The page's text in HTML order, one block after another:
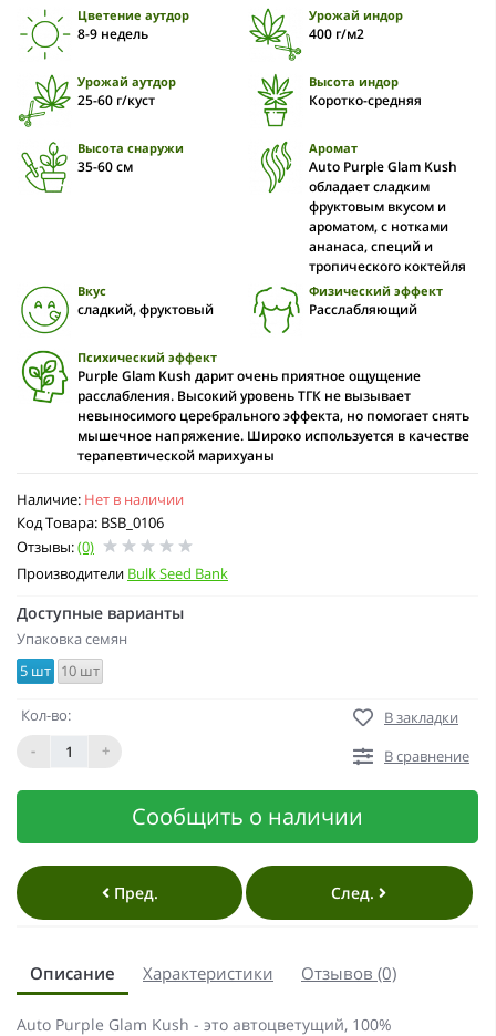
Наличие: Нет в наличии
Код Товара: BSB_0106
Отзывы:(0)
Производители Bulk Seed Bank
Цветение аутдор
8-9 недель
Урожай индор
400 г/м2
Урожай аутдор
25-60 г/куст
Высота индор
Коротко-средняя
Высота снаружи
35-60 cм
Аромат
Auto Purple Glam Kush
обладает сладким
фруктовым вкусом и
ароматом, с нотками
ананаса, специй и
тропического коктейля
Вкус
сладкий, фруктовый
Физический эффект
Расслабляющий
Психический эффект
Purple Glam Kush дарит очень приятное ощущение
расслабления. Высокий уровень ТГК не вызывает
невыносимого церебрального эффекта, но помогает снять
мышечное напряжение. Широко используется в качестве
терапевтической марихуаны
Доступные варианты
Упаковка семян
5 шт 10 шт
Кол-во:
-
+
В закладки
В сравнение
Сообщить о наличии
Пред. След.
Описание Характеристики Отзывов (0)
Auto Purple Glam Kush - это автоцветущий, 100%